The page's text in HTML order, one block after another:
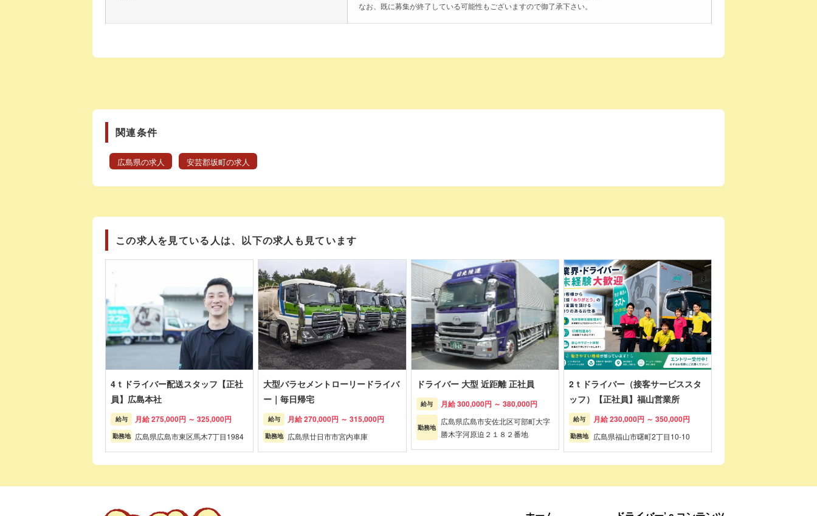
なお、既に募集が終了している可能性もございますので御了承下さい。
関連条件
広島県の求人 安芸郡坂町の求人
この求人を見ている人は、以下の求人も見ています
4ｔドライバー配送スタッフ【正社
員】広島本社
給与 月給 275,000円 ～ 325,000円
勤務地 広島県広島市東区馬木7丁目1984
大型バラセメントローリードライバ
ー｜毎日帰宅
給与 月給 270,000円 ～ 315,000円
勤務地 広島県廿日市市宮内車庫
ドライバー 大型 近距離 正社員
給与 月給 300,000円 ～ 380,000円
勤務地
広島県広島市安佐北区可部町大字
勝木字河原迫２１８２番地
2ｔドライバー（接客サービススタ
ッフ）【正社員】福山営業所
給与 月給 230,000円 ～ 350,000円
勤務地 広島県福山市曙町2丁目10-10